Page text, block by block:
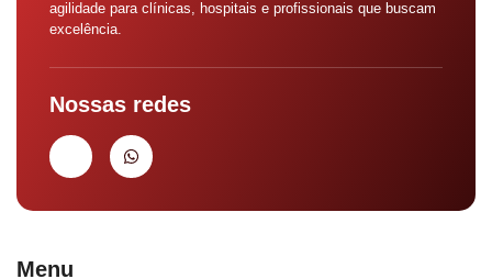
agilidade para clínicas, hospitais e profissionais que buscam
excelência.
Nossas redes
Menu